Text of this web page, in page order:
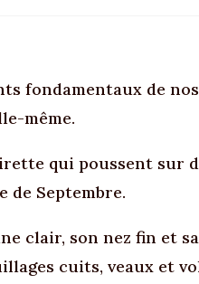
fondamentaux de
même.
qui poussent sur
de Septembre.
clair, son nez fin et
cuits, veaux et